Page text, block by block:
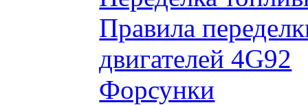
Правила
двигателей 4G92
Форсунки